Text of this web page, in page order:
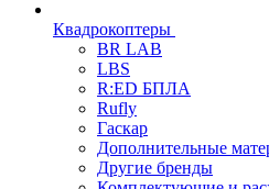
Квадрокоптеры
BR LAB
LBS
R:ED БПЛА
Rufly
Гаскар
Дополнительные
Другие бренды